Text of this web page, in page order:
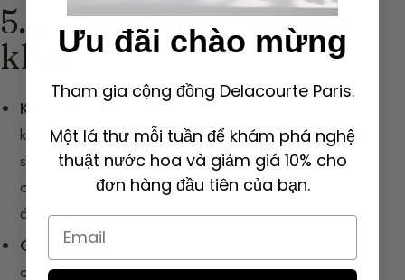
5. Các gợi lên sự sạch sẽ
khác
Không khí biển:
Không khí iod, các nốt hương biển,
khoáng hay mặn có thể gợi lên sự sạch sẽ cho một
số người. Các phân tử nhưCalone hay Hélional
cho phép các mùi hương dịch các mùi của bãi biển
được gió biển thổi qua(cf. Mặt biển).
Các Loài Hoa:
cách chưng cất (cf. Chưng cất), đặc biệt ở Pháp
Ưu đãi chào mừng
Tham gia cộng đồng Delacourte Paris.
Một lá thư mỗi tuần để khám phá nghệ
thuật nước hoa và giảm giá 10% cho
đơn hàng đầu tiên của bạn.
Email